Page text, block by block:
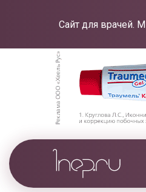
Сайт для врачей.